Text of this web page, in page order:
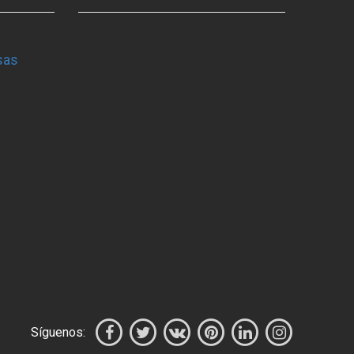
Síguenos: